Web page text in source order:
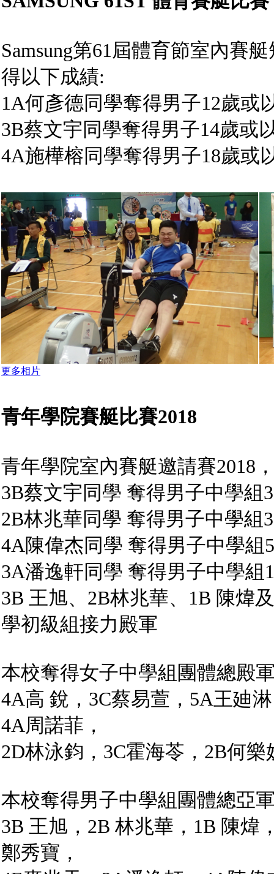
Samsung第61屆體育節室內賽
得以下成績:
1A何彥德同學奪得男子12歲或
3B蔡文宇同學奪得男子14歲或
4A施樺榕同學奪得男子18歲或
更多相片
青年學院賽艇比賽2018
青年學院室內賽艇邀請賽2018
3B蔡文宇同學 奪得男子中學組
2B林兆華同學 奪得男子中學組
4A陳偉杰同學 奪得男子中學組
3A潘逸軒同學 奪得男子中學組
3B 王旭、2B林兆華、1B 陳煒
學初級組接力殿軍
本校奪得女子中學組團體總殿
4A高 銳，3C蔡易萱，5A王廸
4A周諾菲，
2D林泳鈞，3C霍海苓，2B何樂
本校奪得男子中學組團體總亞
3B 王旭，2B 林兆華，1B 陳煒
鄭秀寶，